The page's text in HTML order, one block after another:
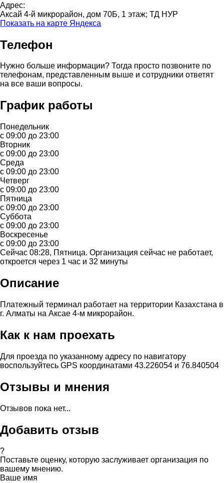
Адрес:
Аксай 4-й микрорайон, дом 70Б, 1 этаж; ТД НУР
Показать на карте Яндекса
Телефон
Нужно больше информации? Тогда просто позвоните по
телефонам, представленным выше и сотрудники ответят
на все ваши вопросы.
График работы
Понедельник
с 09:00 до 23:00
Вторник
с 09:00 до 23:00
Среда
с 09:00 до 23:00
Четверг
с 09:00 до 23:00
Пятница
с 09:00 до 23:00
Суббота
с 09:00 до 23:00
Воскресенье
с 09:00 до 23:00
Сейчас 08:28, Пятница. Организация сейчас не работает,
откроется через 1 час и 32 минуты
Описание
Платежный терминал работает на территории Казахстана в
г. Алматы на Аксае 4-м микрорайон.
Как к нам проехать
Для проезда по указанному адресу по навигатору
воспользуйтесь GPS координатами 43.226054 и 76.840504
Отзывы и мнения
Отзывов пока нет...
Добавить отзыв
?
Поставьте оценку, которую заслуживает организация по
вашему мнению.
Ваше имя